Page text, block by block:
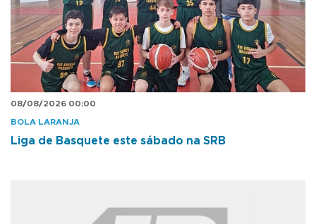
08/08/2026 00:00
BOLA LARANJA
Liga de Basquete este sábado na SRB